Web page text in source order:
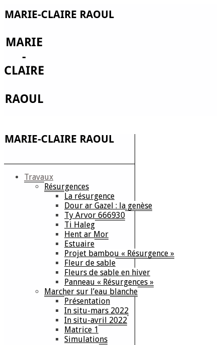
Travaux
Résurgences
La résurgence
Dour ar Gazel : la genèse
Ty Arvor 666930
Ti Haleg
Hent ar Mor
Estuaire
Projet bambou « Résurgence »
Fleur de sable
Fleurs de sable en hiver
Panneau « Résurgences »
Marcher sur l’eau blanche
Présentation
In situ-mars 2022
In situ-avril 2022
Matrice 1
Simulations